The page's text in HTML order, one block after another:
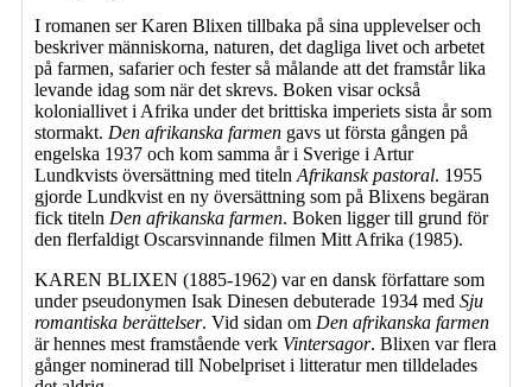
I romanen ser Karen Blixen tillbaka på sina upplevelser och
beskriver människorna, naturen, det dagliga livet och arbetet
på farmen, safarier och fester så målande att det framstår lika
levande idag som när det skrevs. Boken visar också
koloniallivet i Afrika under det brittiska imperiets sista år som
stormakt. Den afrikanska farmen gavs ut första gången på
engelska 1937 och kom samma år i Sverige i Artur
Lundkvists översättning med titeln Afrikansk pastoral. 1955
gjorde Lundkvist en ny översättning som på Blixens begäran
fick titeln Den afrikanska farmen. Boken ligger till grund för
den flerfaldigt Oscarsvinnande filmen Mitt Afrika (1985).
KAREN BLIXEN (1885-1962) var en dansk författare som
under pseudonymen Isak Dinesen debuterade 1934 med Sju
romantiska berättelser. Vid sidan om Den afrikanska farmen
är hennes mest framstående verk Vintersagor. Blixen var flera
gånger nominerad till Nobelpriset i litteratur men tilldelades